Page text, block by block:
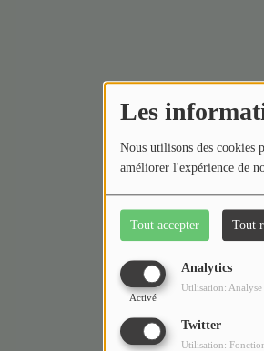
Les
Nous utilisons des cookies
améliorer l'expérience de
Tout accepter Tout
Analytics
Activé
Utilisation: Analyse
Twitter
Utilisation: